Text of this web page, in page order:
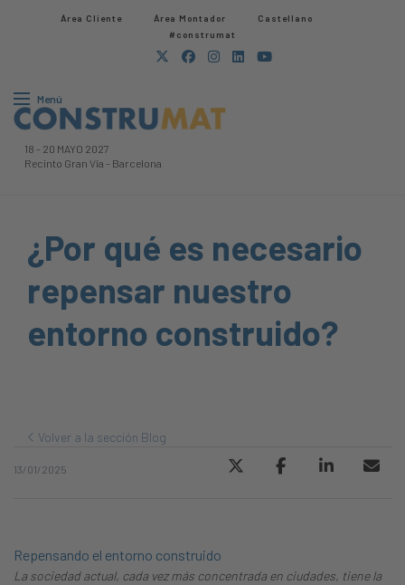
Área Cliente Área Montador
Castellano
#construmat
Menú
18 - 20 MAYO 2027
Recinto Gran Via - Barcelona
¿Por qué es necesario
repensar nuestro
entorno construido?
Volver a la sección Blog
13/01/2025
Repensando el entorno construido
La sociedad actual, cada vez más concentrada en ciudades, tiene la